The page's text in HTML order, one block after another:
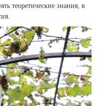
теоретические знания, в